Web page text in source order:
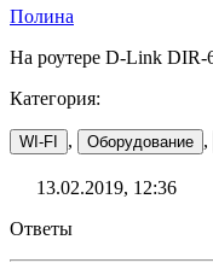
Полина
На роутере D-Link DIR-
Категория:
WI-FI , Оборудование ,
13.02.2019, 12:36
Ответы